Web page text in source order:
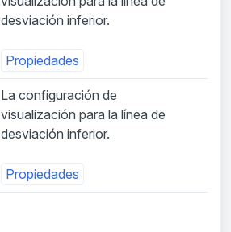
desviación inferior.
Propiedades
La configuración de
visualización para la línea de
desviación inferior.
Propiedades